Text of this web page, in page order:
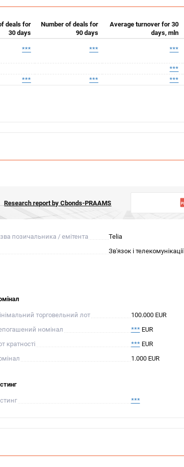
deals for
30 days
Number of deals for
90 days
Average turnover for 30
days, mln
*** *** ***
***
*** *** ***
Research report by Cbonds-PRAAMS
позичальника / емітента
Telia
Зв'язок і телекомунікації
торговельний лот
100.000 EUR
номінал
***EUR
кратності
***EUR
1.000 EUR
***